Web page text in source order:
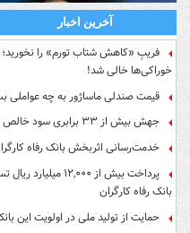
آخرین اخبار
خوراکی‌ها خالی شد!
قیمت صندلی ماساژور به چه عواملی
جهش بیش از ۳۳ برابری سود خالص بانک رفاه کارگران در بهار ۱۴۰۵
خدمت‌رسانی اثربخش بانک رفاه
پرداخت بیش از
بانک رفاه کارگران
حمایت از تولید ملی در اولویت این